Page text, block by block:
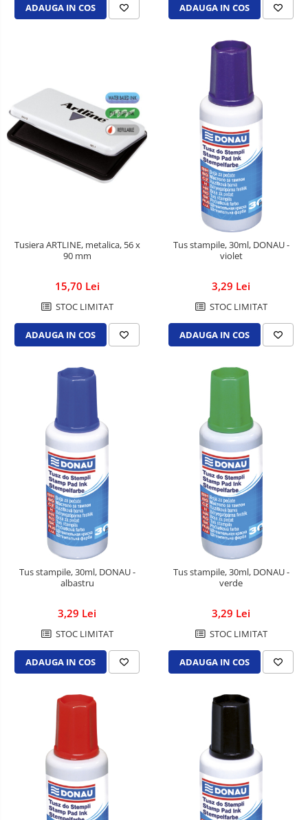
ADAUGA IN COS ADAUGA IN COS
Tusiera ARTLINE, metalica, 56 x
90 mm
15,70 Lei
STOC LIMITAT
ADAUGA IN COS
Tus stampile, 30ml, DONAU -
violet
3,29 Lei
STOC LIMITAT
ADAUGA IN COS
Tus stampile, 30ml, DONAU -
albastru
3,29 Lei
STOC LIMITAT
ADAUGA IN COS
Tus stampile, 30ml, DONAU -
verde
3,29 Lei
STOC LIMITAT
ADAUGA IN COS